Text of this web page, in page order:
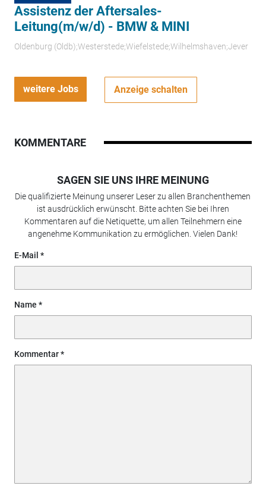
Assistenz der Aftersales-
Leitung(m/w/d) - BMW & MINI
Oldenburg (Oldb);Westerstede;Wiefelstede;Wilhelmshaven;Jever
weitere Jobs Anzeige schalten
KOMMENTARE
SAGEN SIE UNS IHRE MEINUNG
Die qualifizierte Meinung unserer Leser zu allen Branchenthemen
ist ausdrücklich erwünscht. Bitte achten Sie bei Ihren
Kommentaren auf die Netiquette, um allen Teilnehmern eine
angenehme Kommunikation zu ermöglichen. Vielen Dank!
E-Mail
Name
Kommentar